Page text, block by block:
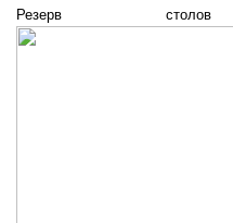
Резерв